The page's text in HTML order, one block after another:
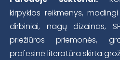
kirpyklos reikmenys,
dirbiniai, nagų dizainas,
priežiūros priemonės,
profesinė literatūra skirta